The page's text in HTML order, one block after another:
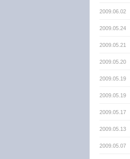
2009.06.02
2009.05.24
2009.05.21
2009.05.20
2009.05.19
2009.05.19
2009.05.17
2009.05.13
2009.05.07